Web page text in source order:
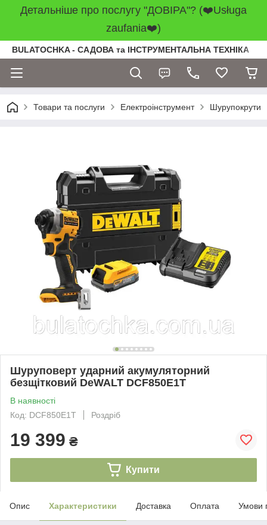
Детальніше про послугу "ДОВІРА"? (❤️Usługa
zaufania❤️)
BULATOCHKA - САДОВА та ІНСТРУМЕНТАЛЬНА ТЕХНІКА
Товари та послуги Електроінструмент Шурупокрути
Шуруповерт ударний акумуляторний
безщітковий DeWALT DCF850E1T
В наявності
Код: DCF850E1T
Роздріб
19 399 ₴
Купити
Опис Характеристики Доставка Оплата Умови